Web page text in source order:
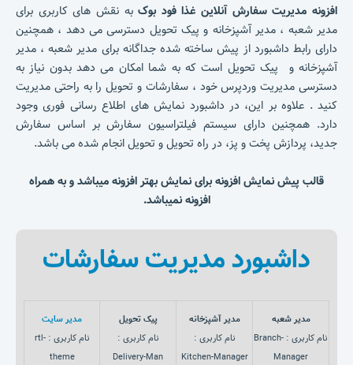
افزونه مدیریت سفارش آنلاین غذا فود بوکبه نقش های کاربری برای
مدیر شعبه ، مدیر آشپزخانه و پیک تحویل دسترسی می دهد ، همچنین
دارای رابط داشبورد از پیش ساخته شده جداگانه برای مدیر شعبه ، مدیر
آشپزخانه و پیک تحویل است که به شما امکان می دهد بدون نیاز به
دسترسی مدیریت وردپرس خود ، سفارشات و تحویل را به راحتی مدیریت
کنید . علاوه بر این، در داشبورد نمایش های اطلاع رسانی فوری وجود
دارد. همچنین دارای سیستم فیلتراسیون سفارش بر اساس سفارش
جدید، پردازش پخت و پز، در راه تحویل و تحویل انجام شده می باشد.
قالب پیش نمایش افزونه برای نمایش بهتر افزونه میباشد و به همراه
افزونه نمیباشد.
داشبورد مدیریت سفارشات
مدیر شعبه
نام کاربری : Branch-
Manager
مدیر آشپزخانه
نام کاربری :
Kitchen-Manager
پیک تحویل
نام کاربری :
Delivery-Man
مدیر سایت
نام کاربری : rtl-
theme